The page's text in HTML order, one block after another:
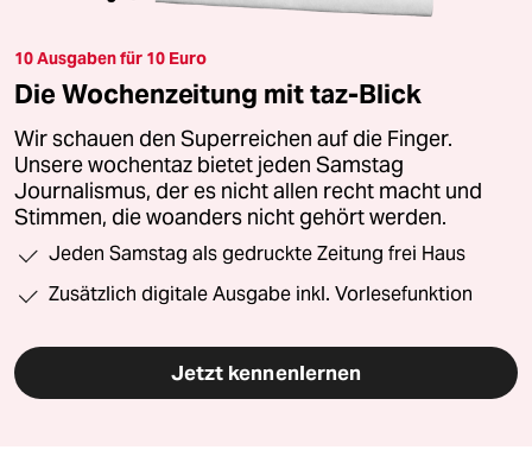
10 Ausgaben für 10 Euro
Die Wochenzeitung mit taz-Blick
Wir schauen den Superreichen auf die Finger.
Unsere wochentaz bietet jeden Samstag
Journalismus, der es nicht allen recht macht und
Stimmen, die woanders nicht gehört werden.
Jeden Samstag als gedruckte Zeitung frei Haus
Zusätzlich digitale Ausgabe inkl. Vorlesefunktion
Jetzt kennenlernen